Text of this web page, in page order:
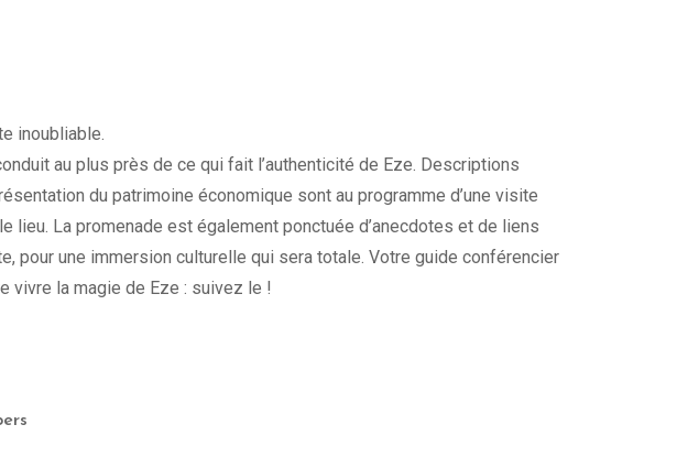
inoubliable.
au plus près de ce qui fait l’authenticité de Eze. Descriptions
du patrimoine économique sont au programme d’une visite
lieu. La promenade est également ponctuée d’anecdotes et de liens
pour une immersion culturelle qui sera totale. Votre guide conférencier
vivre la magie de Eze : suivez le !